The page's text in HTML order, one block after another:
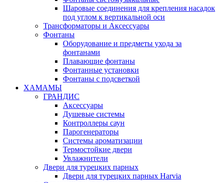
Шаровые соединения для крепления насадок
под углом к вертикальной оси
Трансформаторы и Аксессуары
Фонтаны
Оборудование и предметы ухода за
фонтанами
Плавающие фонтаны
Фонтанные установки
Фонтаны с подсветкой
ХАМАМЫ
ГРАНДИС
Аксессуары
Душевые системы
Контроллеры саун
Парогенераторы
Системы ароматизации
Термостойкие двери
Увлажнители
Двери для турецких парных
Двери для турецких парных Harvia